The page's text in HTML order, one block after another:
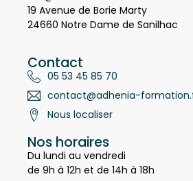
19 Avenue de Borie Marty
24660 Notre Dame de Sanilhac
Contact
05 53 45 85 70
contact@adhenia-
Nous localiser
Nos horaires
Du lundi au vendredi
de 9h à 12h et de 14h à 18h